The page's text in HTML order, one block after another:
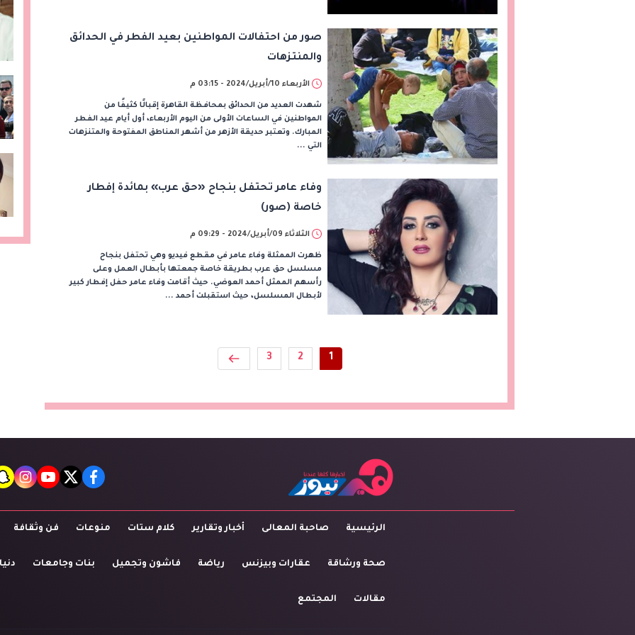
صور من احتفالات المواطنين بعيد الفطر في الحدائق
والمنتزهات
الأربعاء 10/أبريل/2024 - 03:15 م
شهدت العديد من الحدائق بمحافظة القاهرة إقبالًا كثيفًا من
المواطنين في الساعات الأولى من اليوم الأربعاء، أول أيام عيد الفطر
المبارك. وتعتبر حديقة الأزهر من أشهر المناطق المفتوحة والمتنزهات
التي ...
وفاء عامر تحتفل بنجاح «حق عرب» بمائدة إفطار
خاصة (صور)
الثلاثاء 09/أبريل/2024 - 09:29 م
ظهرت الممثلة وفاء عامر في مقطع فيديو وهي تحتفل بنجاح
مسلسل حق عرب بطريقة خاصة جمعتها بأبطال العمل وعلى
رأسهم الممثل أحمد العوضي. حيث أقامت وفاء عامر حفل إفطار كبير
لأبطال المسلسل، حيث استقبلت أحمد ...
1
2
3
facebook
twitter
youtube
الرئيسية صاحبة المعالى أخبار وتقارير كلام ستات منوعات فن وثقافة
صحة ورشاقة عقارات وبيزنس رياضة فاشون وتجميل بنات وجامعات
مقالات المجتمع